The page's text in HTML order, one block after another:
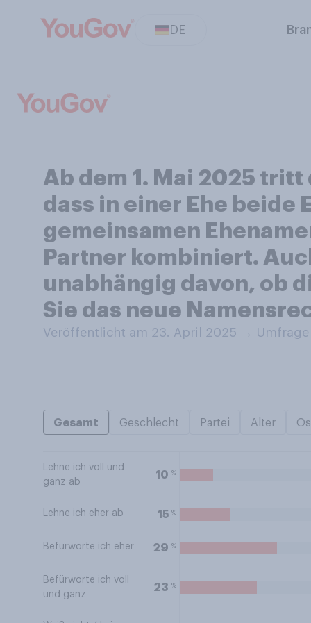
DE
Ab dem 1. Mai 2025
dass in einer Ehe beide
gemeinsamen
Partner kombiniert.
unabhängig davon, ob
Sie das neue
Veröffentlicht am 23. April 2025 →
Gesamt Geschlecht Partei Alter
Lehne ich voll und
ganz ab
10 %
Lehne ich eher ab 15 %
Befürworte ich eher 29 %
Befürworte ich voll
und ganz
23 %